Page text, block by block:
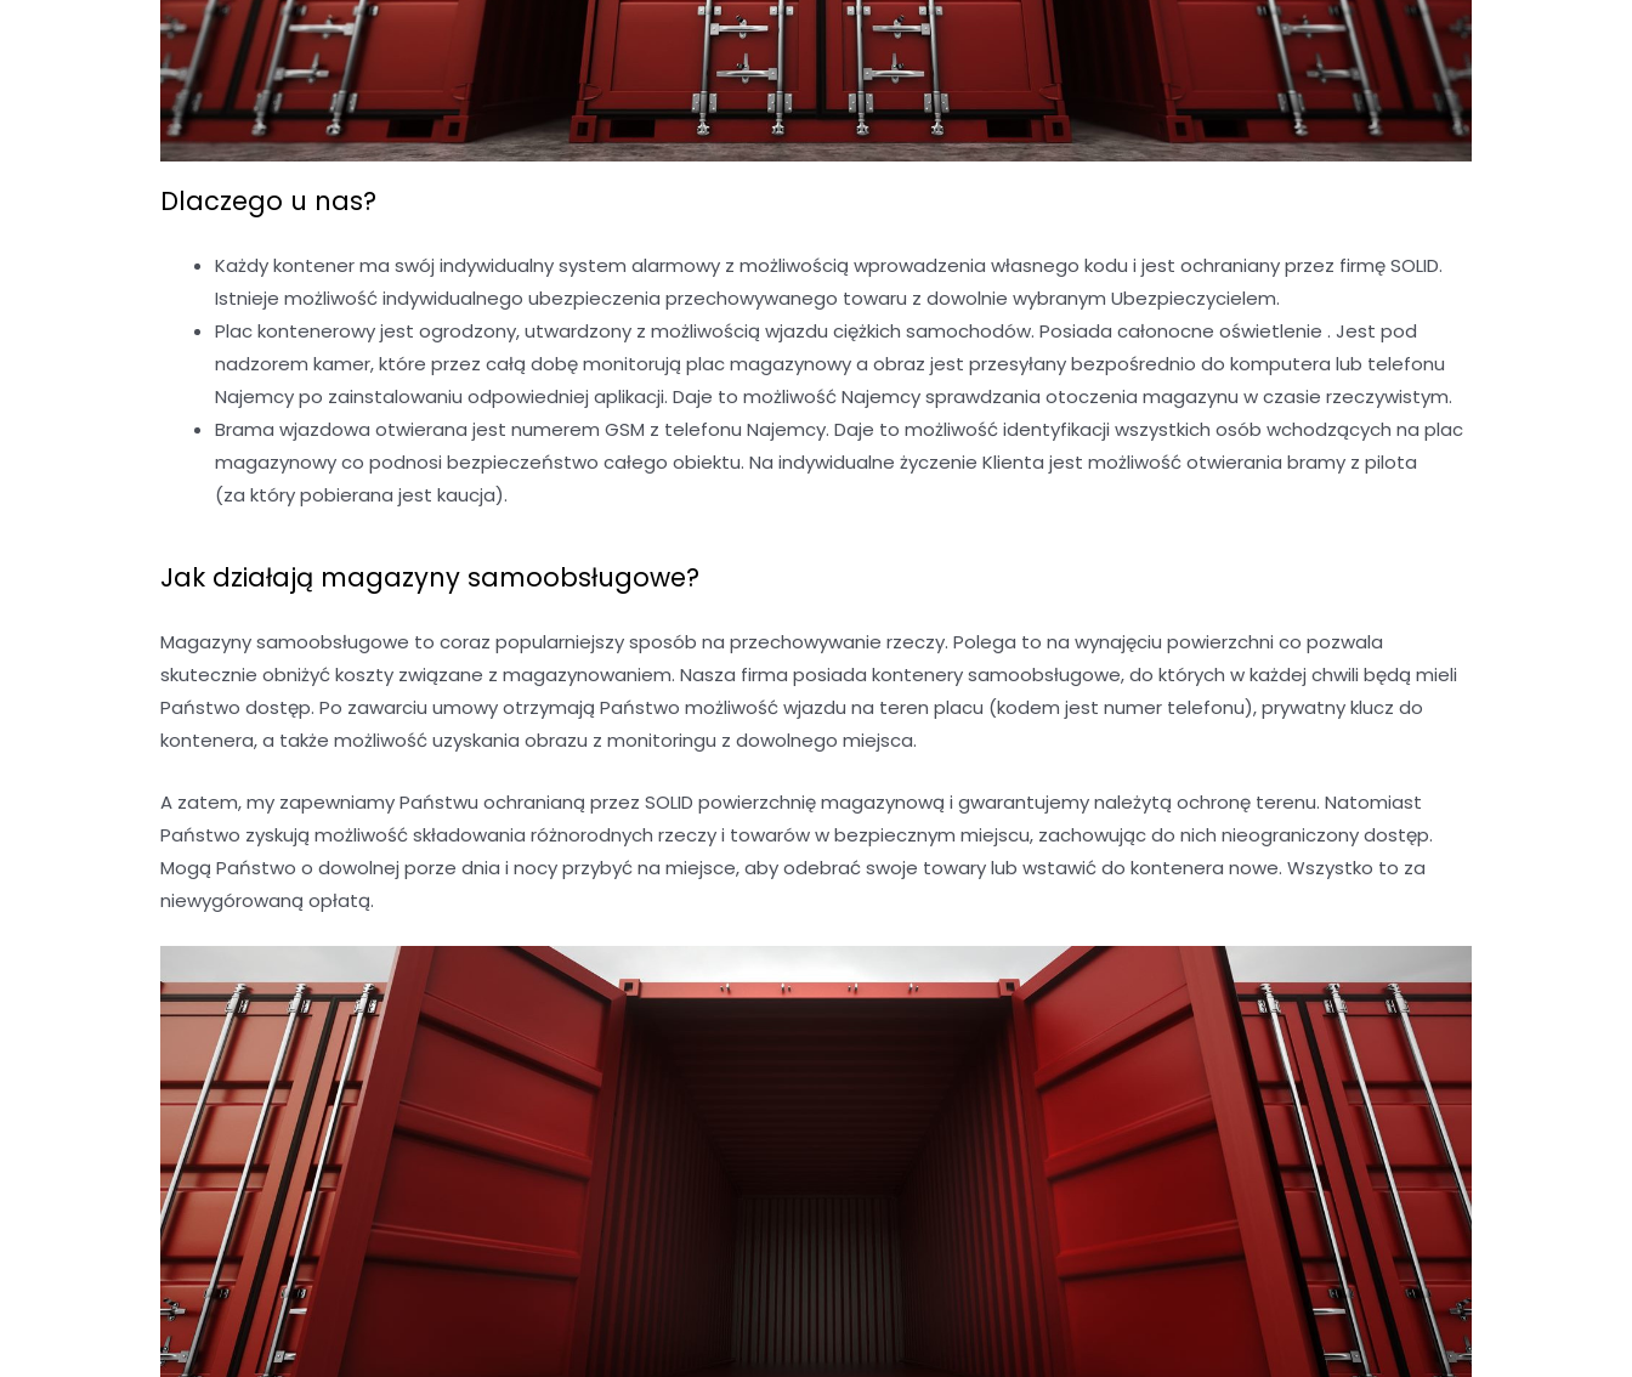
Dlaczego u nas?
Każdy kontener ma swój indywidualny system alarmowy z możliwością wprowadzenia własnego kodu i jest ochraniany przez firmę SOLID.
Istnieje możliwość indywidualnego ubezpieczenia przechowywanego towaru z dowolnie wybranym Ubezpieczycielem.
Plac kontenerowy jest ogrodzony, utwardzony z możliwością wjazdu ciężkich samochodów. Posiada całonocne oświetlenie . Jest pod
nadzorem kamer, które przez całą dobę monitorują plac magazynowy a obraz jest przesyłany bezpośrednio do komputera lub telefonu
Najemcy po zainstalowaniu odpowiedniej aplikacji. Daje to możliwość Najemcy sprawdzania otoczenia magazynu w czasie rzeczywistym.
Brama wjazdowa otwierana jest numerem GSM z telefonu Najemcy. Daje to możliwość identyfikacji wszystkich osób wchodzących na plac
magazynowy co podnosi bezpieczeństwo całego obiektu. Na indywidualne życzenie Klienta jest możliwość otwierania bramy z pilota
(za który pobierana jest kaucja).
Jak działają magazyny samoobsługowe?
Magazyny samoobsługowe to coraz popularniejszy sposób na przechowywanie rzeczy. Polega to na wynajęciu powierzchni co pozwala
skutecznie obniżyć koszty związane z magazynowaniem. Nasza firma posiada kontenery samoobsługowe, do których w każdej chwili będą mieli
Państwo dostęp. Po zawarciu umowy otrzymają Państwo możliwość wjazdu na teren placu (kodem jest numer telefonu), prywatny klucz do
kontenera, a także możliwość uzyskania obrazu z monitoringu z dowolnego miejsca.
A zatem, my zapewniamy Państwu ochranianą przez SOLID powierzchnię magazynową i gwarantujemy należytą ochronę terenu. Natomiast
Państwo zyskują możliwość składowania różnorodnych rzeczy i towarów w bezpiecznym miejscu, zachowując do nich nieograniczony dostęp.
Mogą Państwo o dowolnej porze dnia i nocy przybyć na miejsce, aby odebrać swoje towary lub wstawić do kontenera nowe. Wszystko to za
niewygórowaną opłatą.